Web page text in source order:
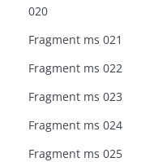
020
Fragment ms 021
Fragment ms 022
Fragment ms 023
Fragment ms 024
Fragment ms 025